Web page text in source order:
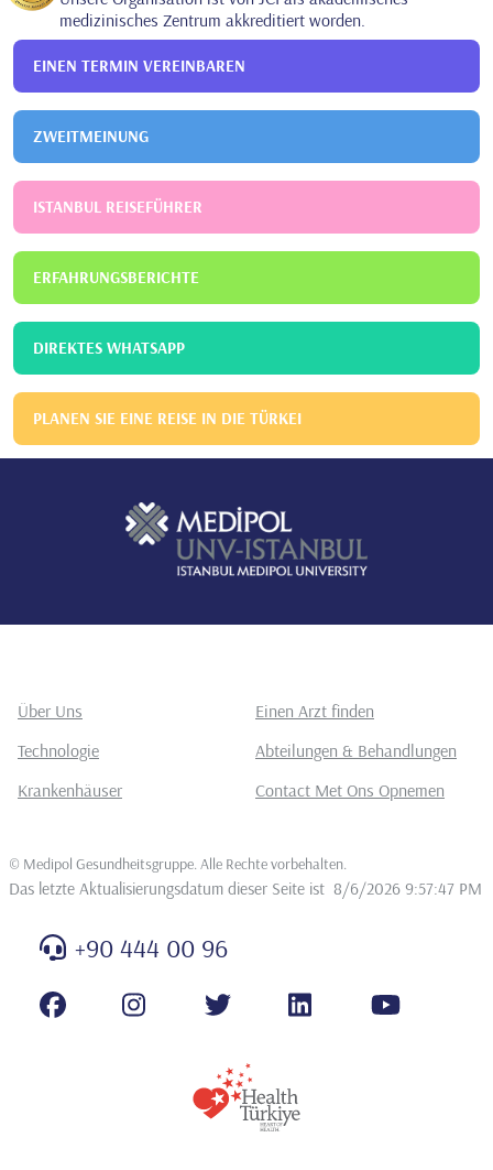
medizinisches Zentrum akkreditiert worden.
EINEN TERMIN VEREINBAREN
ZWEITMEINUNG
ISTANBUL REISEFÜHRER
ERFAHRUNGSBERICHTE
DIREKTES WHATSAPP
PLANEN SIE EINE REISE IN DIE TÜRKEI
Über Uns
Einen Arzt finden
Technologie
Abteilungen & Behandlungen
Krankenhäuser
Contact Met Ons Opnemen
© Medipol Gesundheitsgruppe. Alle Rechte vorbehalten
Das letzte Aktualisierungsdatum dieser Seite ist 8/6/2026 9:57:47 PM
+90 444 00 96